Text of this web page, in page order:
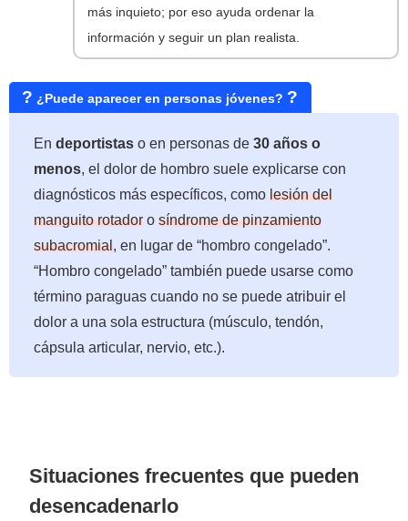
más inquieto; por eso ayuda ordenar la
información y seguir un plan realista.
? ¿Puede aparecer en personas jóvenes? ?
En deportistas o en personas de 30 años o
menos , el dolor de hombro suele explicarse con
diagnósticos más específicos, como lesión del
manguito rotador o síndrome de pinzamiento
subacromial , en lugar de “hombro congelado”.
“Hombro congelado” también puede usarse como
término paraguas cuando no se puede atribuir el
dolor a una sola estructura (músculo, tendón,
cápsula articular, nervio, etc.).
Situaciones frecuentes que pueden
desencadenarlo